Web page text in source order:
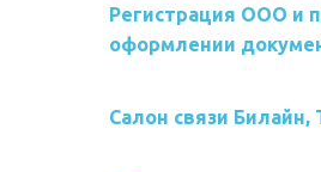
Регистрация ООО и
оформлении
Салон связи Билайн,